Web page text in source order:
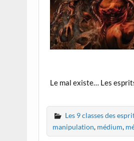
Le mal existe… Les
Les 9 classes des
manipulation, médium,